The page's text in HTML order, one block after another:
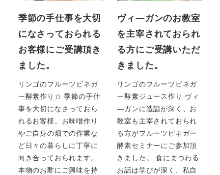
季節の手仕事を大切
になさっておられる
お客様にご受講頂き
ました。
リンゴのフルーツビネガ
ー酵素作り☆ 季節の手仕
事を大切になさっておら
れるお客様。お味噌作り
やご自身の畑での作業な
ど日々の暮らしに丁寧に
向き合っておられます。
本物のお酢にご興味を持
ヴィ―ガンのお教室
を主宰されておられ
る方にご受講いただ
きました。
リンゴのフルーツビネガ
ー酵素ジュース作り ヴィ
―ガンに造詣が深く、お
教室も主宰されておられ
る方がフルーツビネガー
酵素セミナーにご参加頂
きました。 食にまつわる
お話は学びが深く、私自